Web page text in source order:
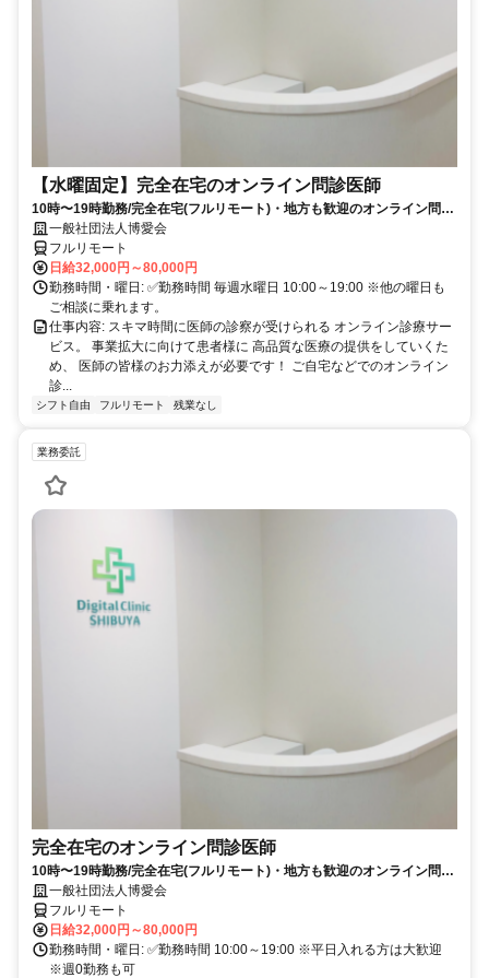
【水曜固定】完全在宅のオンライン問診医師
10時〜19時勤務/完全在宅(フルリモート)・地方も歓迎のオンライン問診
業務一般社団法人博愛会
フルリモート
日給32,000円～80,000円
勤務時間・曜日: ✅勤務時間 毎週水曜日 10:00～19:00 ※他の曜日も
ご相談に乗れます。
仕事内容: スキマ時間に医師の診察が受けられる オンライン診療サー
ビス。 事業拡大に向けて患者様に 高品質な医療の提供をしていくた
め、 医師の皆様のお力添えが必要です！ ご自宅などでのオンライン
診...
シフト自由 フルリモート 残業なし
業務委託
完全在宅のオンライン問診医師
10時〜19時勤務/完全在宅(フルリモート)・地方も歓迎のオンライン問診
業務一般社団法人博愛会
フルリモート
日給32,000円～80,000円
勤務時間・曜日: ✅勤務時間 10:00～19:00 ※平日入れる方は大歓迎
※週0勤務も可